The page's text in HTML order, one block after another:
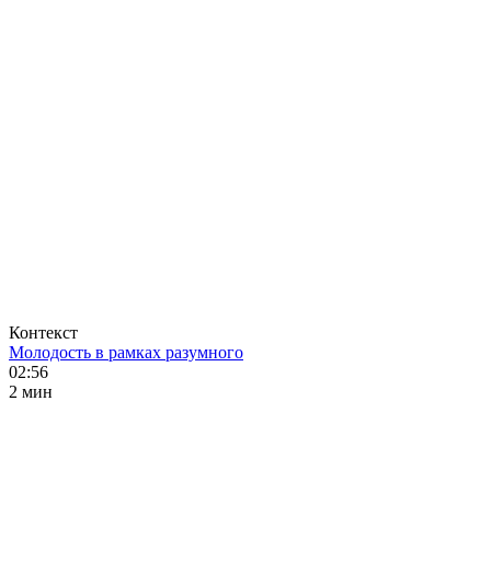
Контекст
Молодость в рамках разумного
02:56
2 мин